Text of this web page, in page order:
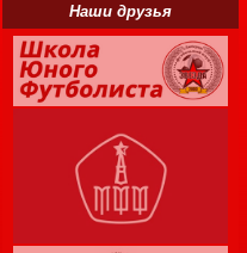
Наши друзья